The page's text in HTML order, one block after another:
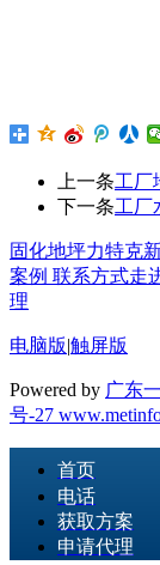
上一条工厂
下一条工厂
固化地坪力特克
案例 联系方式走
理
电脑版|触屏版
Powered by 广东
号-27
首页
电话
获取方案
申请代理